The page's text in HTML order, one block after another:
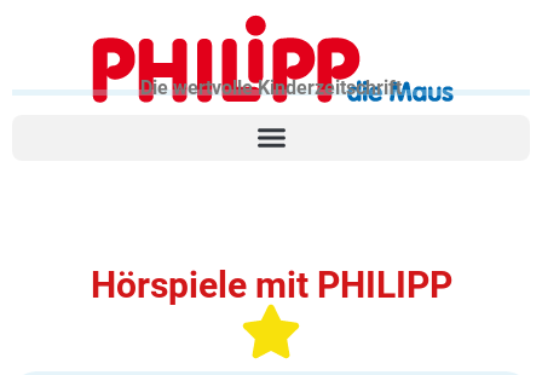
Die wertvolle Kinderzeitschrift
Hörspiele mit PHILIPP